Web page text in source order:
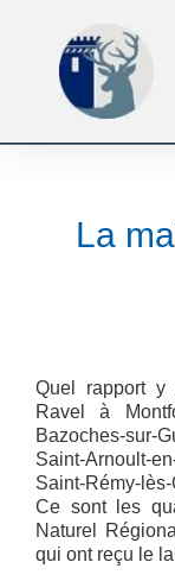
La
Quel rapport y
Ravel à
Bazoches-sur-
Saint-Arnoult-
Saint-Rémy-
Ce sont les
Naturel
qui ont reçu le